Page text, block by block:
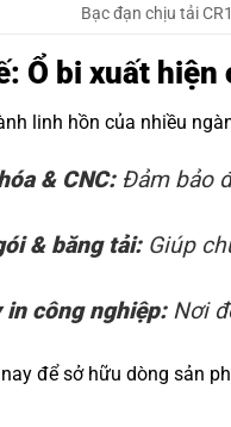
Bạc đạn chịu tải
Ổ bi xuất hiện
linh hồn của nhiều
& CNC:Đảm bảo
& băng tải:Giúp
in công nghiệp:Nơi
để sở hữu dòng sản